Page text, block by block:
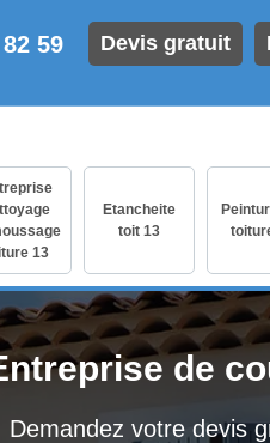
Devis gratuit
59
13
Etancheite
toit 13
de
Demandez votre devis